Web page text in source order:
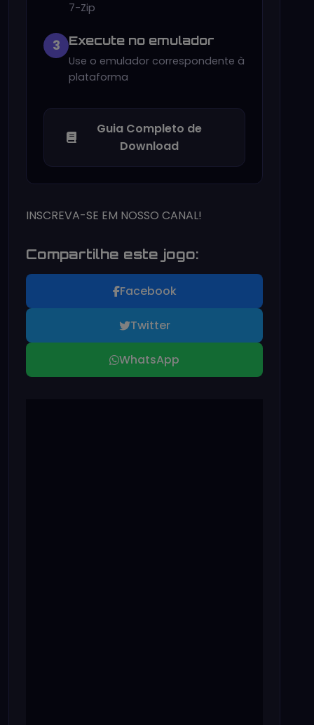
7-Zip
3 Execute no emulador
Use o emulador correspondente à
plataforma
Guia Completo de
Download
INSCREVA-SE EM NOSSO CANAL!
Compartilhe este jogo:
Facebook
Twitter
WhatsApp